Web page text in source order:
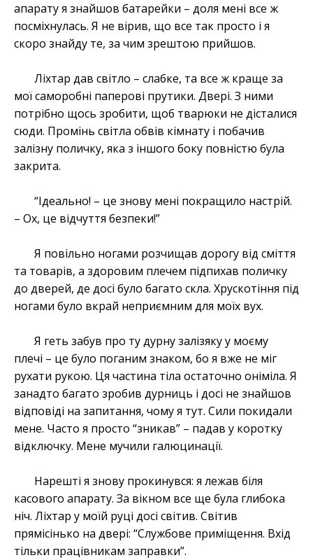
апарату я знайшов батарейки – доля мені все ж
посміхнулась. Я не вірив, що все так просто і я
скоро знайду те, за чим зрештою прийшов.
Ліхтар дав світло – слабке, та все ж краще за
мої саморобні паперові прутики. Двері. З ними
потрібно щось зробити, щоб тварюки не дісталися
сюди. Промінь світла обвів кімнату і побачив
залізну поличку, яка з іншого боку повністю була
закрита.
“Ідеально! – це знову мені покращило настрій.
– Ох, це відчуття безпеки!”
Я повільно ногами розчищав дорогу від сміття
та товарів, а здоровим плечем підпихав поличку
до дверей, де досі було багато скла. Хрускотіння під
ногами було вкрай неприємним для моїх вух.
Я геть забув про ту дурну залізяку у моєму
плечі – це було поганим знаком, бо я вже не міг
рухати рукою. Ця частина тіла остаточно оніміла. Я
занадто багато зробив дурниць і досі не знайшов
відповіді на запитання, чому я тут. Сили покидали
мене. Часто я просто “зникав” – падав у коротку
відключку. Мене мучили галюцинації.
Нарешті я знову прокинувся: я лежав біля
касового апарату. За вікном все ще була глибока
ніч. Ліхтар у моїй руці досі світив. Світив
прямісінько на двері: “Службове приміщення. Вхід
тільки працівникам заправки”.